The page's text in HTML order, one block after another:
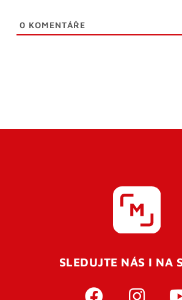
0 KOMENTÁŘE
SLEDUJTE NÁS I NA